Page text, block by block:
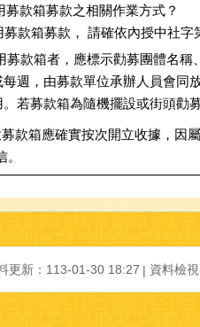
募款箱募款之相關作業方式？
募款箱募款， 請確依內授中社字
款箱者，應標示勸募團體名稱
每週，由募款單位承辦人員會同
若募款箱為隨機擺設或街頭勸
款箱應確實按次開立收據，因
更新： 113-01-30 18:27 資料檢視